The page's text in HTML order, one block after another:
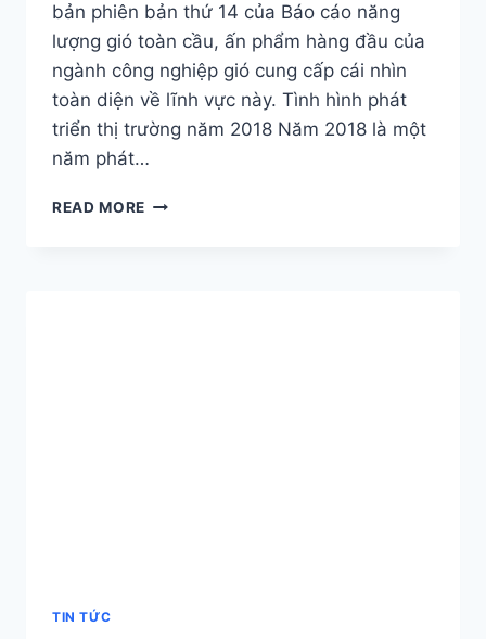
bản phiên bản thứ 14 của Báo cáo năng
lượng gió toàn cầu, ấn phẩm hàng đầu của
ngành công nghiệp gió cung cấp cái nhìn
toàn diện về lĩnh vực này. Tình hình phát
triển thị trường năm 2018 Năm 2018 là một
năm phát…
READ MORE BÁO
TIN TỨC